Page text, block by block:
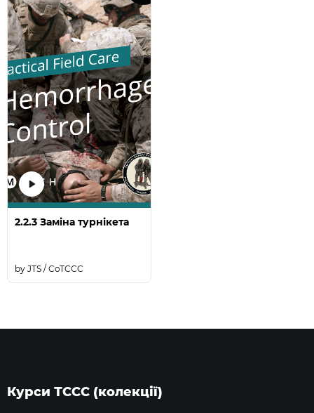
2.2.3 Заміна турнікета
JTS / CoTCCC
Курси ТССС (колекції)